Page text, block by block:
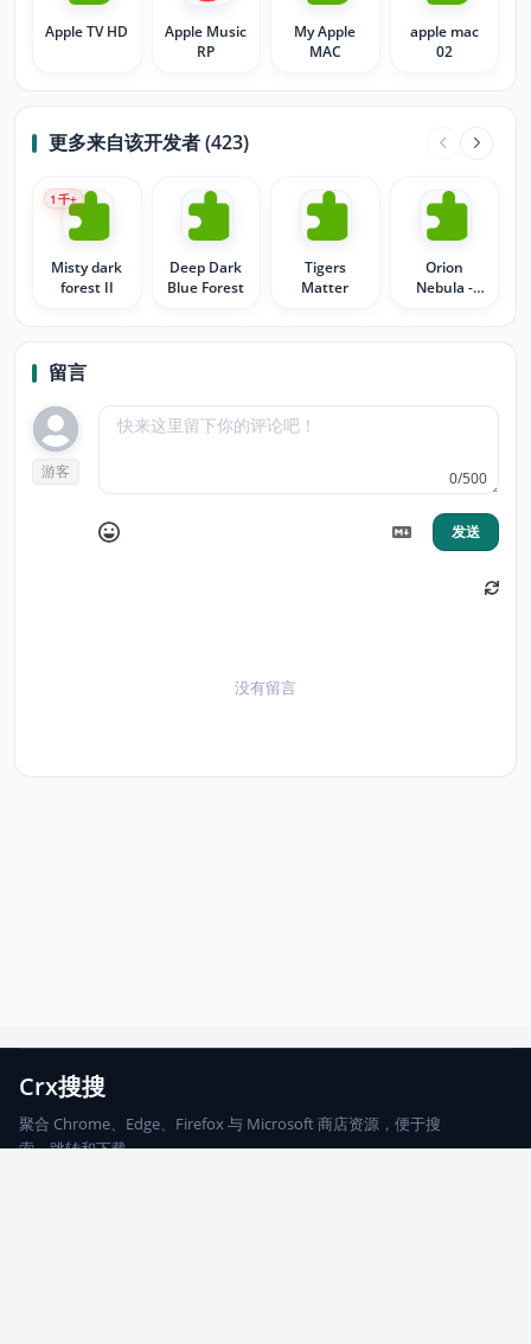
Apple TV HD
Apple Music
RP
My Apple
MAC
apple mac
02
更多来自该开发者 (423)
Misty dark
forest II
1 千+
Deep Dark
Blue Forest
Tigers
Matter
Orion
Nebula -
formation
留言
游客 0/500
发送
没有留言
Crx搜搜
聚合 Chrome、Edge、Firefox 与 Microsoft 商店资源，便于搜
索、跳转和下载。